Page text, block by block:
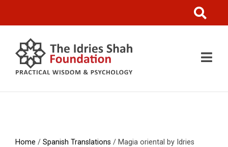
Home / Spanish Translations / Magia oriental by Idries